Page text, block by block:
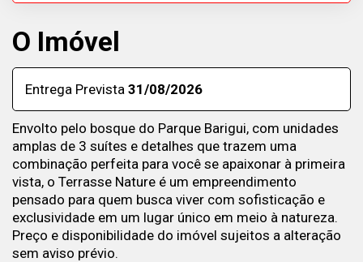
O Imóvel
Entrega Prevista 31/08/2026
Envolto pelo bosque do Parque Barigui, com unidades
amplas de 3 suítes e detalhes que trazem uma
combinação perfeita para você se apaixonar à primeira
vista, o Terrasse Nature é um empreendimento
pensado para quem busca viver com sofisticação e
exclusividade em um lugar único em meio à natureza.
Preço e disponibilidade do imóvel sujeitos a alteração
sem aviso prévio.